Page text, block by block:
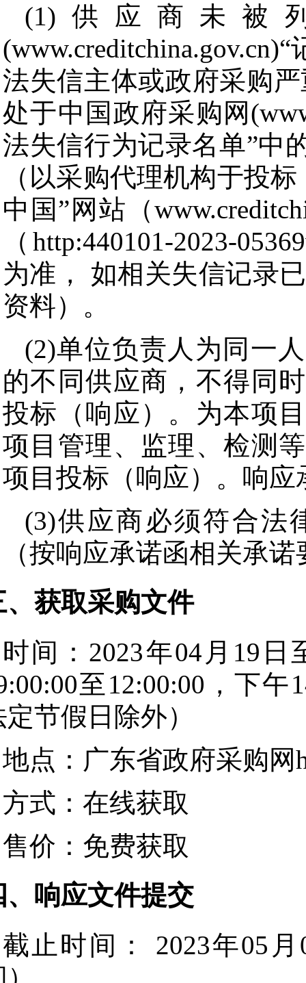
(1)供应商未被
法失信主体或政府采购
处于中国政府采购网
法失信行为记录名单”中
（以采购代理机构于投
中国”网站（
（http:440101-2023-
为准， 如相关失信记录
资料）。
(2)单位负责人为同一
的不同供应商，不得同
投标（响应）。为本项
项目管理、监理、检测
项目投标（响应）。响
(3)供应商必须符合法
（按响应承诺函相关承
、获取采购文件
时间： 2023年04月19日
至 12:00:00 ，下午
节假日除外）
地点： 广东省政府采购网
方式： 在线获取
售价： 免费获取
、响应文件提交
截止时间：
2023年05